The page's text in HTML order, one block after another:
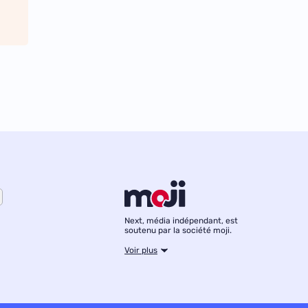
Next, média indépendant, est
soutenu par la société moji.
Voir plus